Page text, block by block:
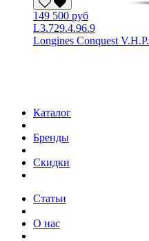
149 500 руб
L3.729.4.96.9
Longines Conquest V.H.P.
Каталог
Бренды
Скидки
Статьи
О нас